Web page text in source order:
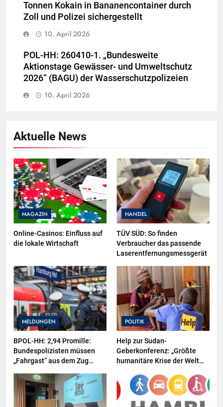
Tonnen Kokain in Bananencontainer durch
Zoll und Polizei sichergestellt
10. April 2026
POL-HH: 260410-1. „Bundesweite
Aktionstage Gewässer- und Umweltschutz
2026“ (BAGU) der Wasserschutzpolizeien
10. April 2026
Aktuelle News
MAGAZIN
Online-Casinos: Einfluss auf
die lokale Wirtschaft
HANDEL
TÜV SÜD: So finden
Verbraucher das passende
Laserentfernungsmessgerät
MELDUNGEN
BPOL-HH: 2,94 Promille:
Bundespolizisten müssen
„Fahrgast“ aus dem Zug
POLITIK
Help zur Sudan-
Geberkonferenz: „Größte
humanitäre Krise der Welt